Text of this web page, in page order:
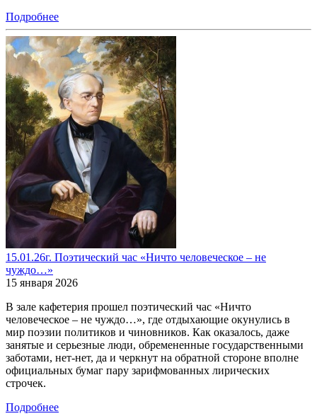
Подробнее
15.01.26г. Поэтический час «Ничто человеческое – не
чуждо…»
15 января 2026
В зале кафетерия прошел поэтический час «Ничто
человеческое – не чуждо…», где отдыхающие окунулись в
мир поэзии политиков и чиновников. Как оказалось, даже
занятые и серьезные люди, обремененные государственными
заботами, нет-нет, да и черкнут на обратной стороне вполне
официальных бумаг пару зарифмованных лирических
строчек.
Подробнее